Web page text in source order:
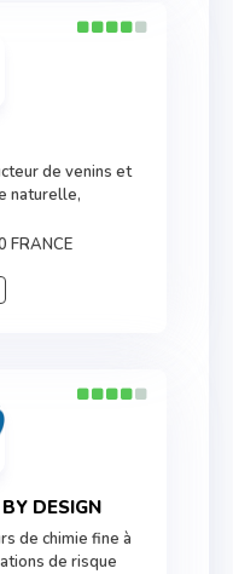
de venins et
naturelle,
FRANCE
BY DESIGN
de chimie fine à
de risque